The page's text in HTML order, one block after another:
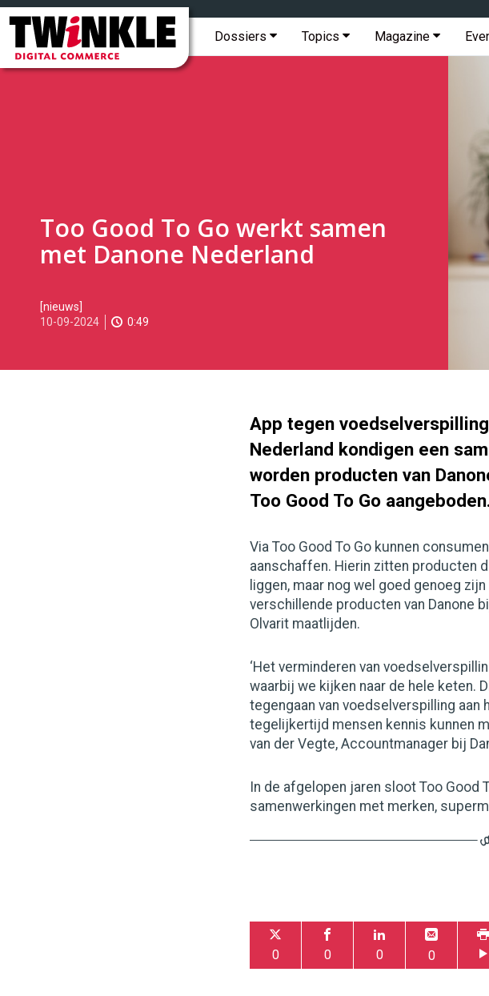
Twinkle
Digital
Commerce
Hoofdmenu
Dossiers Topics Magazine
Topmenu
Too Good To Go werkt samen
met Danone Nederland
2024-
09-
09-
[nieuws]
10-09-2024
0:49
App tegen voedselverspilling
Nederland kondigen een
worden producten van
Too Good To Go
Via Too Good To Go kunnen
aanschaffen. Hierin zitten producten
liggen, maar nog wel goed genoeg
verschillende producten van Danone
Olvarit maatlijden.
‘Het verminderen van
waarbij we kijken naar de hele keten.
tegengaan van voedselverspilling aan
tegelijkertijd mensen kennis kunnen
van der Vegte, Accountmanager bij
In de afgelopen jaren sloot Too Good
samenwerkingen met merken,
0 0 0 0